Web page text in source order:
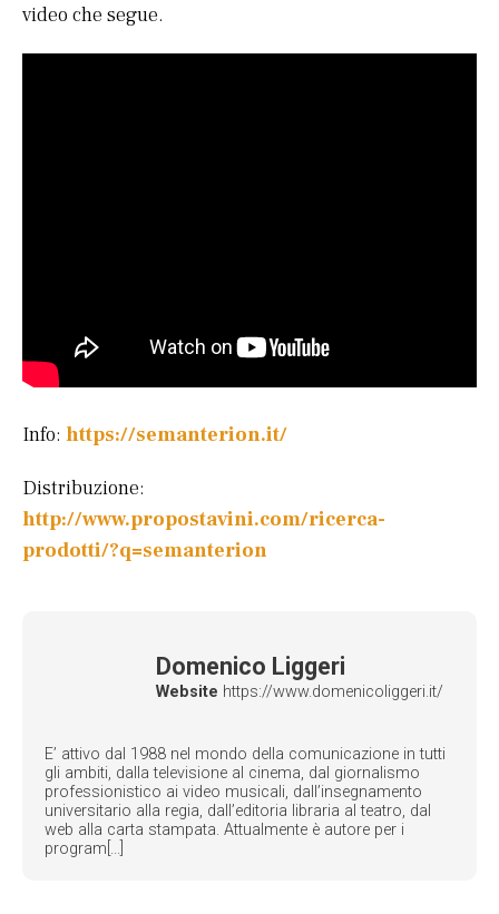
video che segue.
Info: https://semanterion.it/
Distribuzione:
http://www.propostavini.com/ricerca-
prodotti/?q=semanterion
Domenico Liggeri
Website https://www.domenicoliggeri.it/
E’ attivo dal 1988 nel mondo della comunicazione in tutti
gli ambiti, dalla televisione al cinema, dal giornalismo
professionistico ai video musicali, dall’insegnamento
universitario alla regia, dall’editoria libraria al teatro, dal
web alla carta stampata. Attualmente è autore per i
program[...]